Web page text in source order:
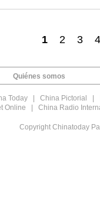
1 2 3 4
Quiénes somos
Today| China Pictorial
Online China Radio
Copyright Chinatoday